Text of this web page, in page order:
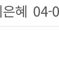
혜 04-